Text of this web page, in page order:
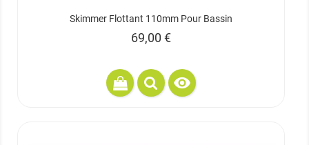
Skimmer Flottant 110mm Pour Bassin
Prix
69,00 €
